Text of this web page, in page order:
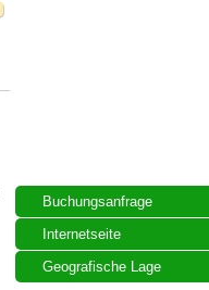
Buchungsanfrage
Internetseite
Geografische Lage